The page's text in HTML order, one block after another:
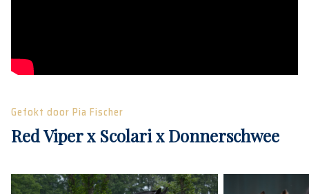
Gefokt door Pia Fischer
Red Viper x Scolari x Donnerschwee